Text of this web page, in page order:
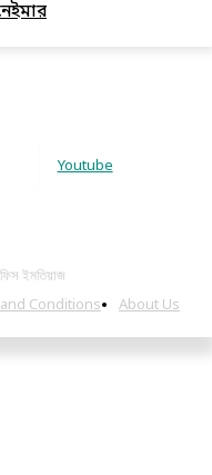
Youtube
ইমতিয়াজ
Conditions
About Us